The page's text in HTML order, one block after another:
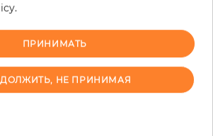
+
В КОРЗИНУ
ОБРАЗЕЦ
ПРИНИМАТЬ
НЕ ПРИНИМАЯ